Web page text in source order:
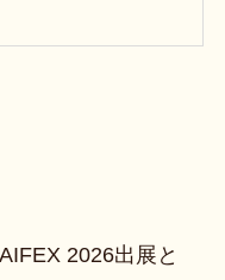
2026出展と